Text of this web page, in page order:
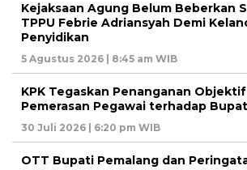
Kejaksaan Agung Belum Beberkan
TPPU Febrie Adriansyah Demi
Penyidikan
5 Agustus 2026 | 8:45 am WIB
KPK Tegaskan Penanganan
Pemerasan Pegawai terhadap
30 Juli 2026 | 6:20 pm WIB
OTT Bupati Pemalang dan